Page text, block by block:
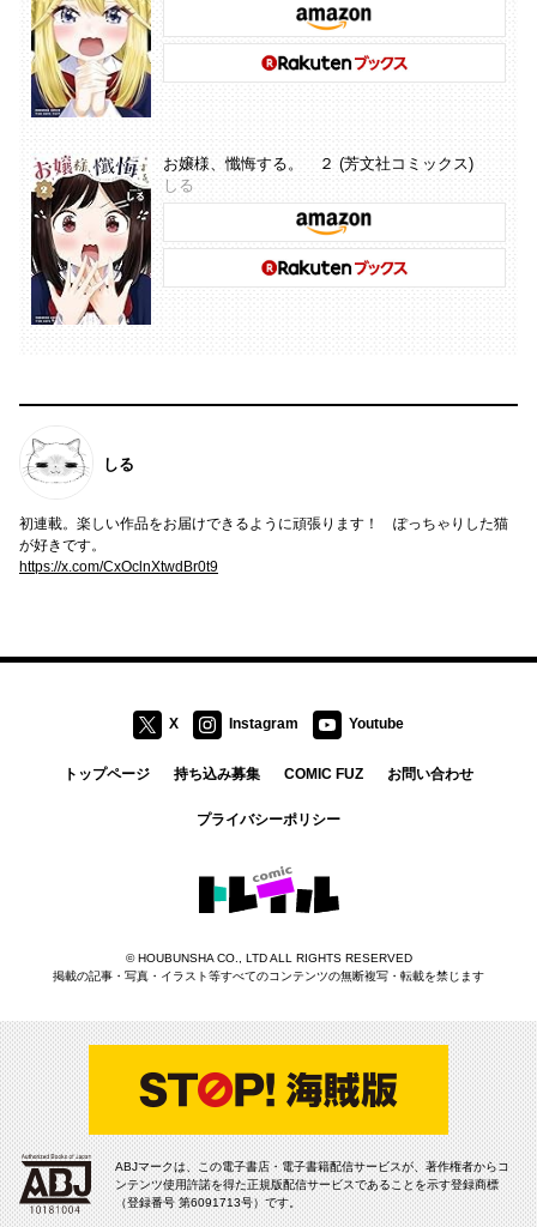
お嬢様、懺悔する。 ２ (芳文社コミックス)
しる
しる
初連載。楽しい作品をお届けできるように頑張ります！ ぽっちゃりした猫
が好きです。
https://x.com/CxOclnXtwdBr0t9
X Instagram Youtube
トップページ 持ち込み募集 COMIC FUZ お問い合わせ
プライバシーポリシー
コミックトレイル
©HOUBUNSHA CO., LTDALL RIGHTS RESERVED
掲載の記事・写真・イラスト等すべてのコンテンツの無断複写・転載を禁じます
ABJマークは、この電子書店・電子書籍配信サービスが、著作権者からコ
ンテンツ使用許諾を得た正規版配信サービスであることを示す登録商標
（登録番号 第6091713号）です。